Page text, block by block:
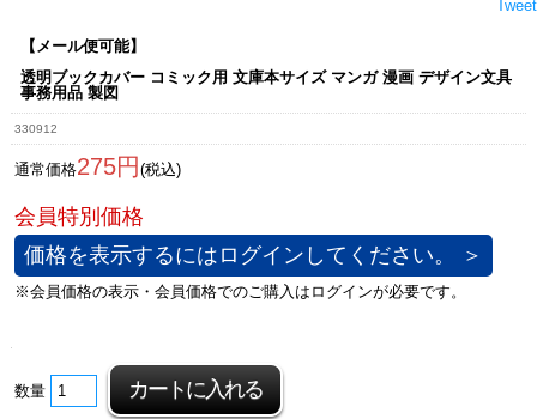
Tweet
【メール便可能】
透明ブックカバー コミック用 文庫本サイズ マンガ 漫画 デザイン文具
事務用品 製図
330912
通常価格275円 (税込)
価格を表示するにはログインしてください。 ＞
数量